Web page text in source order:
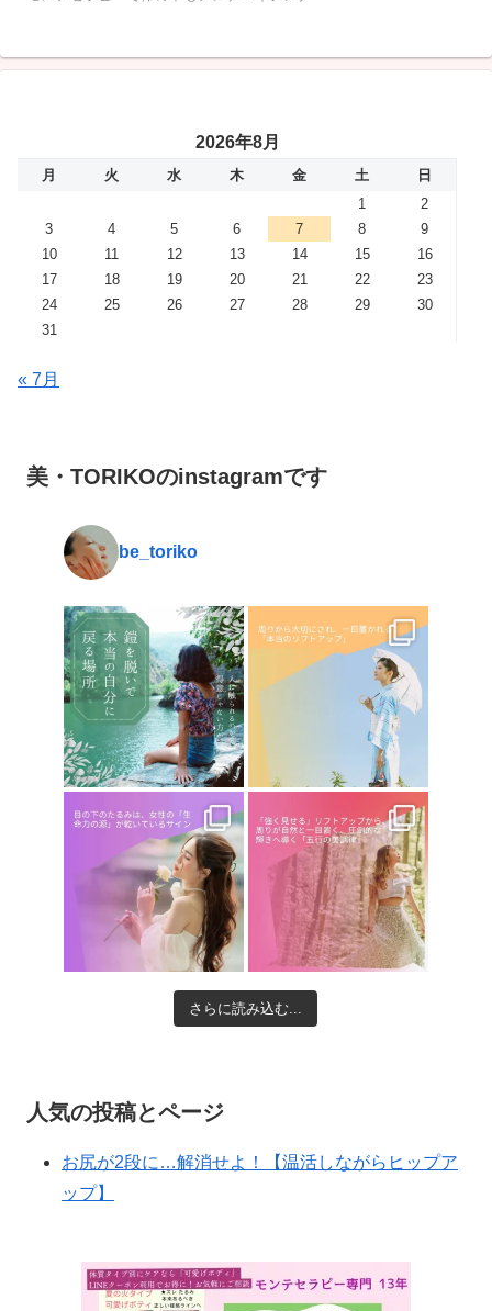
2026年8月
月 火 水 木 金 土
日
1
2
3
4 5 6 7 8
9
10
11 12 13 14 15
16
17
18 19 20 21 22
23
24
25 26 27 28 29
30
31
« 7月
美・TORIKOのinstagramです
be_toriko
さらに読み込む...
人気の投稿とページ
お尻が2段に…解消せよ！【温活しながらヒップア
ップ】